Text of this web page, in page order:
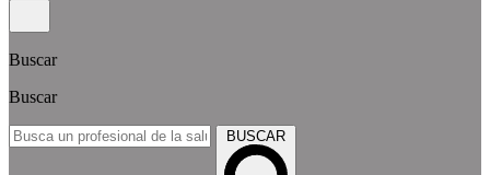
Buscar
Buscar
BUSCAR